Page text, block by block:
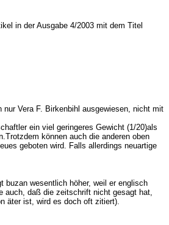
in der Ausgabe 4/2003 mit dem Titel
Vera F. Birkenbihl ausgewiesen, nicht mit
ein viel geringeres Gewicht (1/20)als
können auch die anderen oben
geboten wird. Falls allerdings neuartige
wesentlich höher, weil er englisch
auch, daß die zeitschrift nicht gesagt hat,
äter ist, wird es doch oft zitiert).